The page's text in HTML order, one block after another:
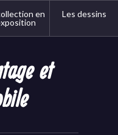
en
Les dessins
et